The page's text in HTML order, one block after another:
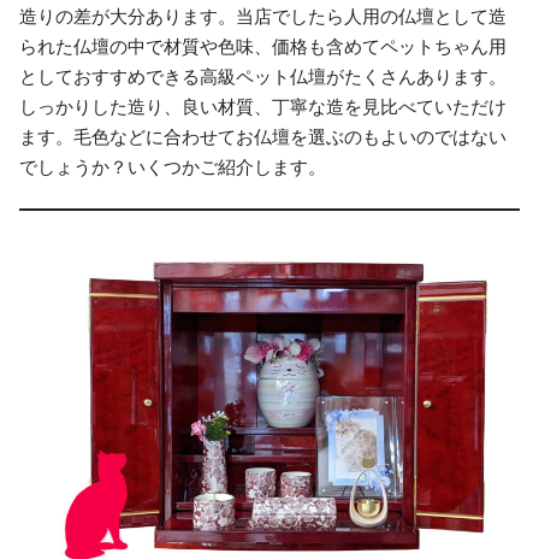
造りの差が大分あります。当店でしたら人用の仏壇として造
られた仏壇の中で材質や色味、価格も含めてペットちゃん用
としておすすめできる高級ペット仏壇がたくさんあります。
しっかりした造り、良い材質、丁寧な造を見比べていただけ
ます。毛色などに合わせてお仏壇を選ぶのもよいのではない
でしょうか？いくつかご紹介します。